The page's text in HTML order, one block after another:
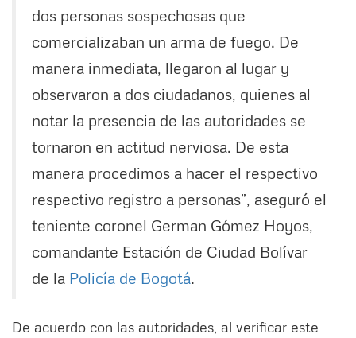
dos personas sospechosas que
comercializaban un arma de fuego. De
manera inmediata, llegaron al lugar y
observaron a dos ciudadanos, quienes al
notar la presencia de las autoridades se
tornaron en actitud nerviosa. De esta
manera procedimos a hacer el respectivo
respectivo registro a personas”, aseguró el
teniente coronel German Gómez Hoyos,
comandante Estación de Ciudad Bolívar
de la Policía de Bogotá.
De acuerdo con las autoridades, al verificar este